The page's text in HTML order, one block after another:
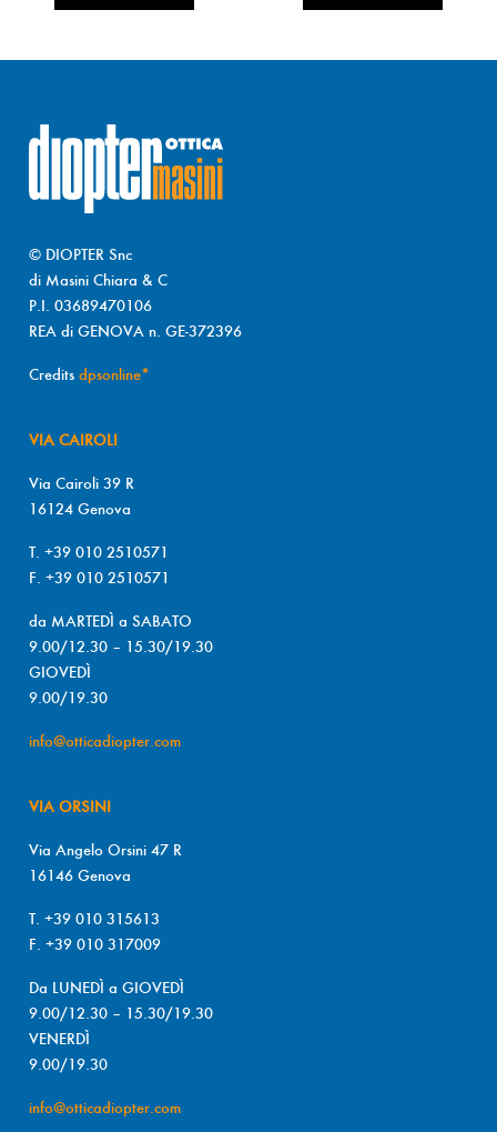
© DIOPTER Snc
di Masini Chiara & C
P.I. 03689470106
REA di GENOVA n. GE-372396
Credits dpsonline*
VIA CAIROLI
Via Cairoli 39 R
16124 Genova
T. +39 010 2510571
F. +39 010 2510571
da MARTEDÌ a SABATO
9.00/12.30 – 15.30/19.30
GIOVEDÌ
9.00/19.30
info@otticadiopter.com
VIA ORSINI
Via Angelo Orsini 47 R
16146 Genova
T. +39 010 315613
F. +39 010 317009
Da LUNEDÌ a GIOVEDÌ
9.00/12.30 – 15.30/19.30
VENERDÌ
9.00/19.30
info@otticadiopter.com